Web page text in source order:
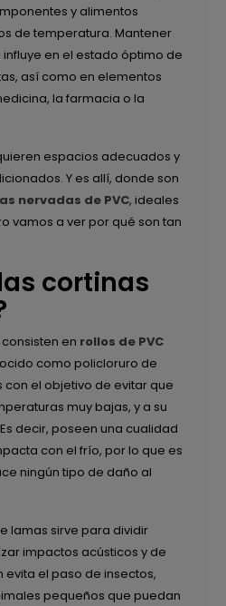
y alimentos
de temperatura. Mantener
en el estado óptimo de
así como en elementos
la farmacia o la
espacios adecuados y
Y es allí, donde son
nervadas de PVC, ideales
vamos a ver por qué son tan
cortinas
en rollos de PVC
como policloruro de
con el objetivo de evitar que
muy bajas, y a su
decir, poseen una cualidad
con el frío, por lo que es
ningún tipo de daño al
lamas sirve para dividir
impactos acústicos y de
el paso de insectos,
pequeños que puedan